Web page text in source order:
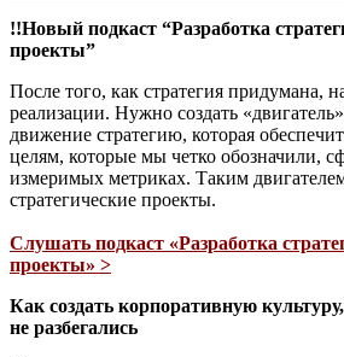
!!Новый подкаст “Разработка
проекты”
После того, как стратегия придумана,
реализации. Нужно создать
движение стратегию, которая
целям, которые мы четко обозначили,
измеримых метриках. Таким
стратегические проекты.
Слушать подкаст «Разработка
проекты» >
Как создать корпоративную
не разбегались